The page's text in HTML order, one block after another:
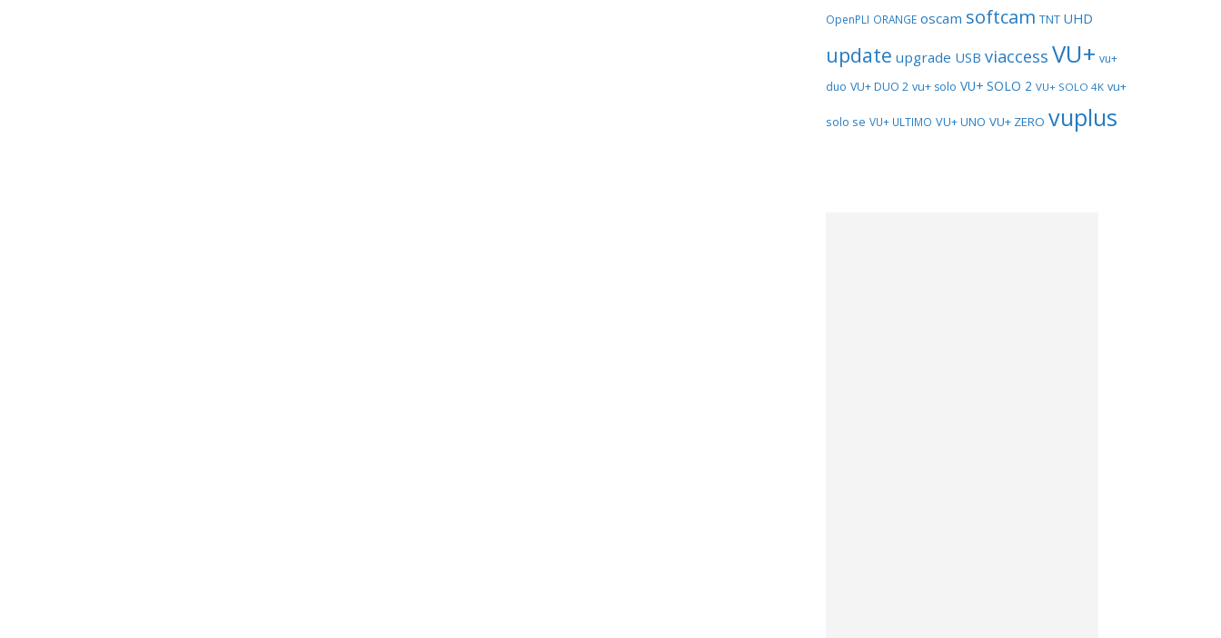
OpenPLI ORANGE oscam softcam TNT UHD
update upgrade USB viaccess VU+ vu+
duo VU+ DUO 2 vu+ solo VU+ SOLO 2 VU+ SOLO 4K vu+
solo se VU+ ULTIMO VU+ UNO VU+ ZERO vuplus